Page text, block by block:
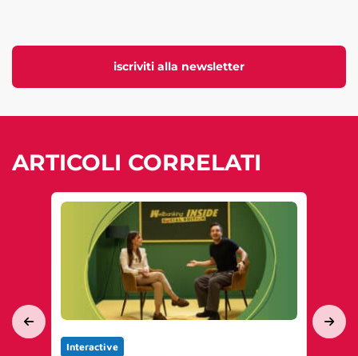
iscriviti alla newsletter
ARTICOLI CORRELATI
Interactive